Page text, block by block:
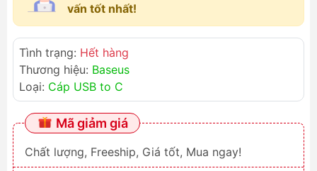
vấn tốt nhất!
Tình trạng: Hết hàng
Thương hiệu: Baseus
Loại: Cáp USB to C
Mã giảm giá
Chất lượng, Freeship, Giá tốt, Mua ngay!